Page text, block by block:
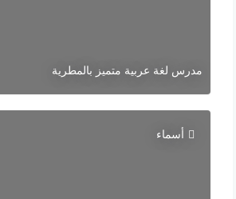
مدرس لغة عربية متميز بالمطرية
أسماء